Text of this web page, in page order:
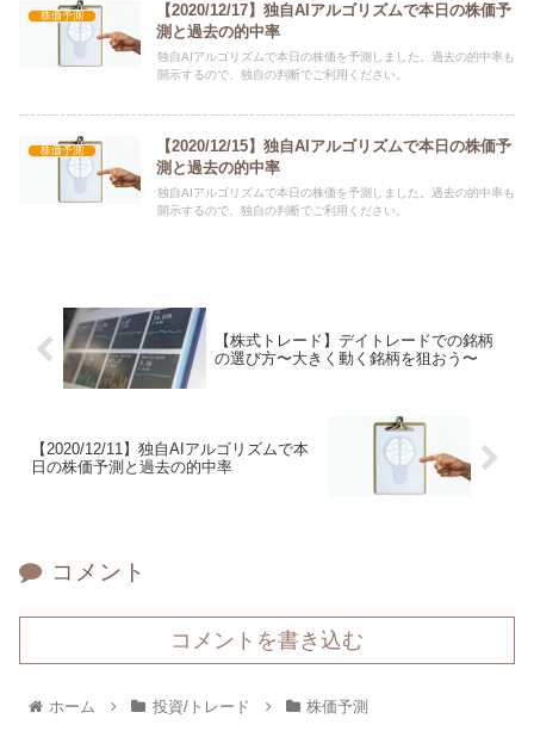
株価予測
【2020/12/17】独自AIアルゴリズムで本日の株価予
測と過去の的中率
独自AIアルゴリズムで本日の株価を予測しました。過去の的中率も
開示するので、独自の判断でご利用ください。
株価予測
【2020/12/15】独自AIアルゴリズムで本日の株価予
測と過去の的中率
独自AIアルゴリズムで本日の株価を予測しました。過去の的中率も
開示するので、独自の判断でご利用ください。
【株式トレード】デイトレードでの銘柄
の選び方〜大きく動く銘柄を狙おう〜
【2020/12/11】独自AIアルゴリズムで本
日の株価予測と過去の的中率
コメント
コメントを書き込む
ホーム 投資/トレード 株価予測